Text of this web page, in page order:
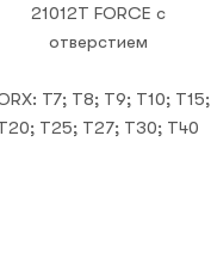
21012T FORCE с
отверстием
T7; T8; T9; T10; T15;
T25; T27; T30; T40